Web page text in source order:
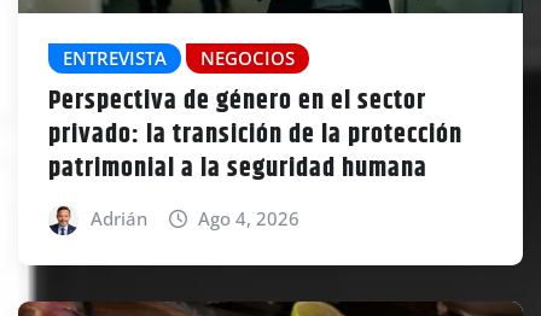
ENTREVISTA NEGOCIOS
Perspectiva de género en el sector
privado: la transición de la protección
patrimonial a la seguridad humana
Adrián Ago 4, 2026